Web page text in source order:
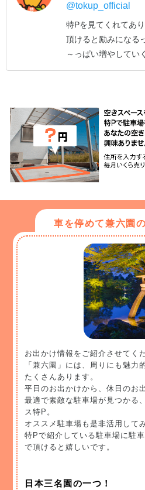
@tokup_official
特Pを見てくれてあ
頂けると励みになる
～っぱい増やしてい
車を停めて兼六園
お出かけ情報をご紹介させてく
「兼六園」には、周りにも魅力
たくさんあります。
平日のお出かけから、休日のお
最適で素敵な駐車場が見つかる
ス特P。
オススメ駐車場も是非活用して
特Pで紹介している駐車場に駐
で頂けると嬉しいです。
日本三名園の一つ！